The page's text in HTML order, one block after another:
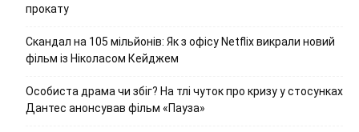
прокату
Скандал на 105 мільйонів: Як з офісу Netflix викрали новий
фільм із Ніколасом Кейджем
Особиста драма чи збіг? На тлі чуток про кризу у стосунках
Дантес анонсував фільм «Пауза»